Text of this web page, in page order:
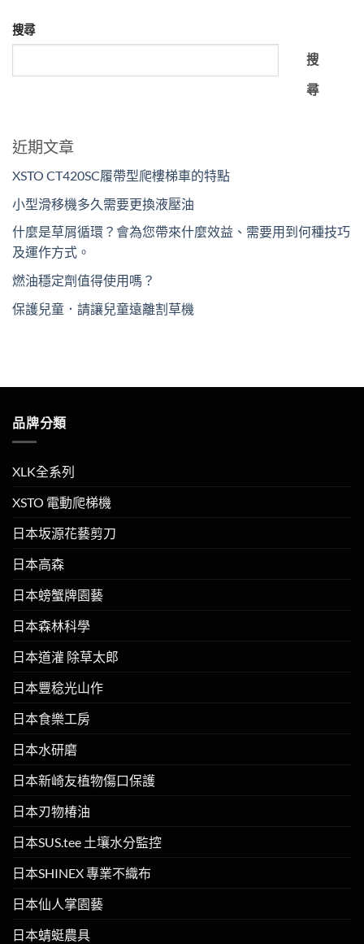
搜尋
搜
尋
近期文章
XSTO CT420SC履帶型爬樓梯車的特點
小型滑移機多久需要更換液壓油
什麼是草屑循環？會為您帶來什麼效益、需要用到何種技巧
及運作方式。
燃油穩定劑值得使用嗎？
保護兒童．請讓兒童遠離割草機
品牌分類
XLK全系列
XSTO 電動爬梯機
日本坂源花藝剪刀
日本高森
日本螃蟹牌園藝
日本森林科學
日本道灌 除草太郎
日本豐稔光山作
日本食樂工房
日本水研磨
日本新崎友植物傷口保護
日本刃物椿油
日本SUS.tee 土壤水分監控
日本SHINEX 專業不織布
日本仙人掌園藝
日本蜻蜓農具